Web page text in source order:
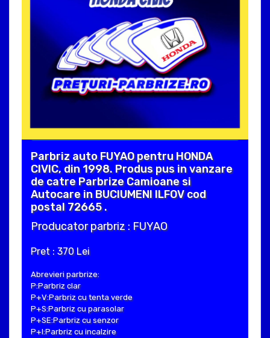
Parbriz auto FUYAO pentru HONDA
CIVIC, din 1998. Produs pus in vanzare
de catre Parbrize Camioane si
Autocare in BUCIUMENI ILFOV cod
postal 72665 .
Producator parbriz : FUYAO
Pret : 370 Lei
Abrevieri parbrize:
P:Parbriz clar
P+V:Parbriz cu tenta verde
P+S:Parbriz cu parasolar
P+SE:Parbriz cu senzor
P+I:Parbriz cu incalzire